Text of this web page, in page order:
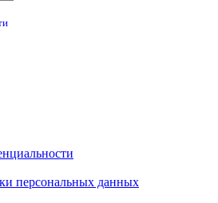
персональных данных